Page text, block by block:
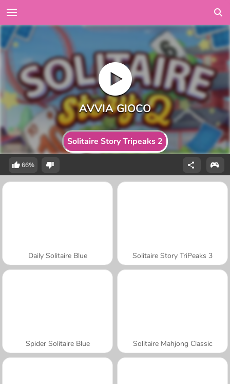
Solitaire Story Tripeaks 2
66%
Daily Solitaire Blue Solitaire Story TriPeaks 3
Spider Solitaire Blue Solitaire Mahjong Classic